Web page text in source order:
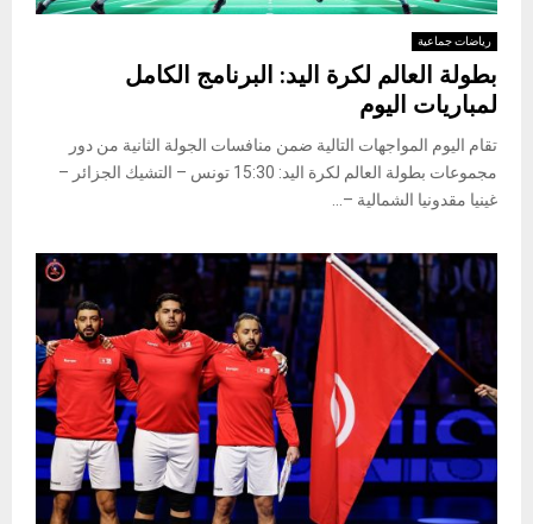
رياضات جماعية
بطولة العالم لكرة اليد: البرنامج الكامل
لمباريات اليوم
تقام اليوم المواجهات التالية ضمن منافسات الجولة الثانية من دور
مجموعات بطولة العالم لكرة اليد: 15:30 تونس – التشيك الجزائر –
غينيا مقدونيا الشمالية –...